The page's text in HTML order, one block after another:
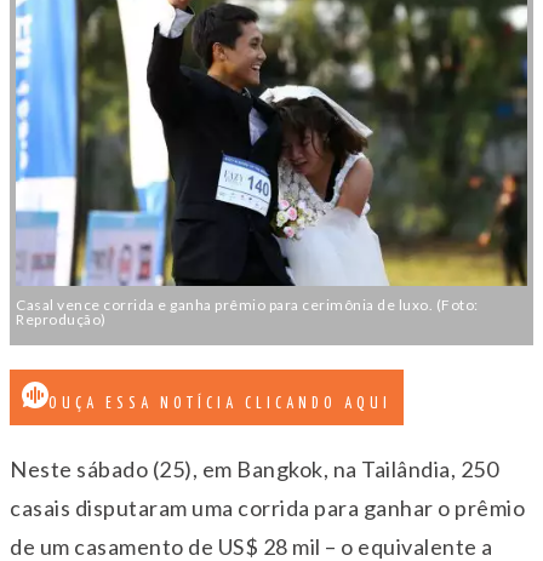
Casal vence corrida e ganha prêmio para cerimônia de luxo. (Foto:
Reprodução)
OUÇA ESSA NOTÍCIA CLICANDO AQUI
Neste sábado (25), em Bangkok, na Tailândia, 250
casais disputaram uma corrida para ganhar o prêmio
de um casamento de US$ 28 mil – o equivalente a